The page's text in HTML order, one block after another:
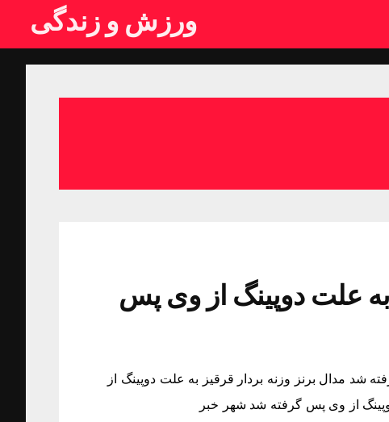
ورزش و زندگی
به علت دوپینگ از وی پس
شد مدال برنز وزنه بردار قرقیز به علت دوپینگ از
از وی پس گرفته شد شهر خبر